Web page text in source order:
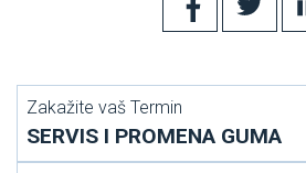
Zakažite vaš Termin
SERVIS I PROMENA GUMA